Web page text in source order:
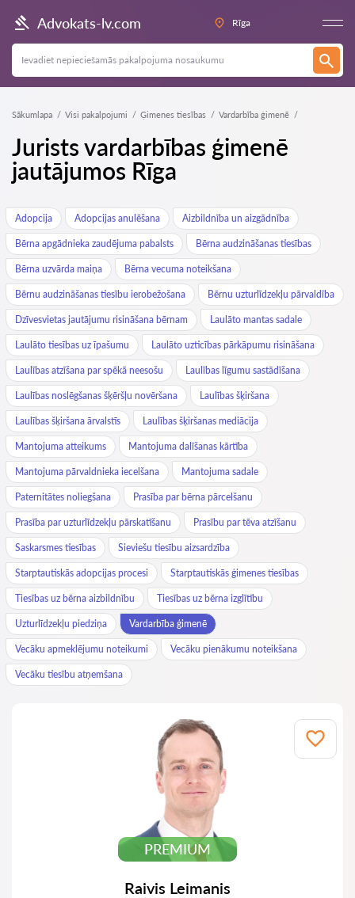
Advokats-lv.com Rīga
Sākumlapa Visi pakalpojumi Ģimenes tiesības Vardarbība ģimenē
Jurists vardarbības ģimenē
jautājumos Rīga
Adopcija Adopcijas anulēšana Aizbildnība un aizgādnība
Bērna apgādnieka zaudējuma pabalsts Bērna audzināšanas tiesības
Bērna uzvārda maiņa Bērna vecuma noteikšana
Bērnu audzināšanas tiesību ierobežošana Bērnu uzturlīdzekļu pārvaldība
Dzīvesvietas jautājumu risināšana bērnam Laulāto mantas sadale
Laulāto tiesības uz īpašumu Laulāto uzticības pārkāpumu risināšana
Laulības atzīšana par spēkā neesošu Laulības līgumu sastādīšana
Laulības noslēgšanas šķēršļu novēršana Laulības šķiršana
Laulības šķiršana ārvalstīs Laulības šķiršanas mediācija
Mantojuma atteikums Mantojuma dalīšanas kārtība
Mantojuma pārvaldnieka iecelšana Mantojuma sadale
Paternitātes noliegšana Prasība par bērna pārcelšanu
Prasība par uzturlīdzekļu pārskatīšanu Prasību par tēva atzīšanu
Saskarsmes tiesības Sieviešu tiesību aizsardzība
Starptautiskās adopcijas procesi Starptautiskās ģimenes tiesības
Tiesības uz bērna aizbildnību Tiesības uz bērna izglītību
Uzturlīdzekļu piedziņa Vardarbība ģimenē
Vecāku apmeklējumu noteikumi Vecāku pienākumu noteikšana
Vecāku tiesību atņemšana
PREMIUM
Raivis Leimanis